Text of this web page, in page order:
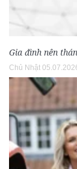
Gia đình nên
Chủ Nhật